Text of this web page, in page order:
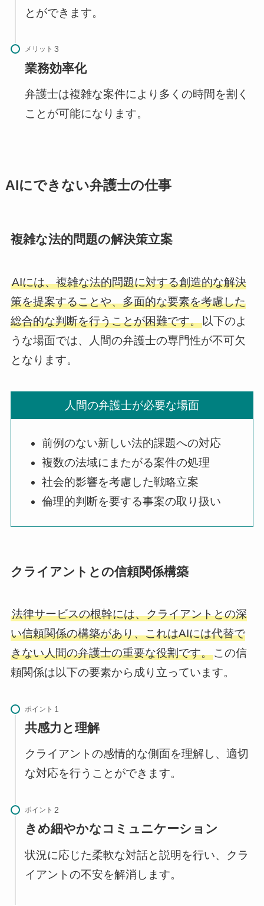
とができます。
メリット
業務効率化
弁護士は複雑な案件により多くの時間を割く
ことが可能になります。
AIにできない弁護士の仕事
複雑な法的問題の解決策立案
AIには、複雑な法的問題に対する創造的な解決
策を提案することや、多面的な要素を考慮した
総合的な判断を行うことが困難です。以下のよ
うな場面では、人間の弁護士の専門性が不可欠
となります。
人間の弁護士が必要な場面
前例のない新しい法的課題への対応
複数の法域にまたがる案件の処理
社会的影響を考慮した戦略立案
倫理的判断を要する事案の取り扱い
クライアントとの信頼関係構築
法律サービスの根幹には、クライアントとの深
い信頼関係の構築があり、これはAIには代替で
きない人間の弁護士の重要な役割です。この信
頼関係は以下の要素から成り立っています。
ポイント
共感力と理解
クライアントの感情的な側面を理解し、適切
な対応を行うことができます。
ポイント
きめ細やかなコミュニケーション
状況に応じた柔軟な対話と説明を行い、クラ
イアントの不安を解消します。